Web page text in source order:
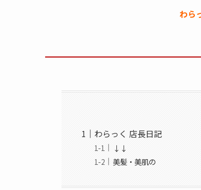
わら
わらっく 店長日記
↓↓
美髪・美肌の